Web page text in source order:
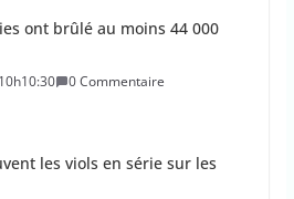
ont brûlé au moins 44 000
0 Commentaire
les viols en série sur les